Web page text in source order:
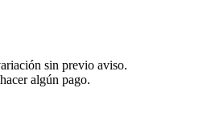
sin previo aviso.
algún pago.